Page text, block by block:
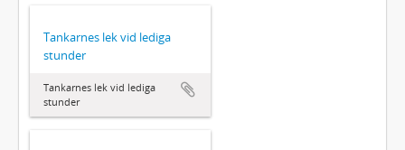
Tankarnes lek vid lediga
stunder
Tankarnes lek vid lediga
stunder